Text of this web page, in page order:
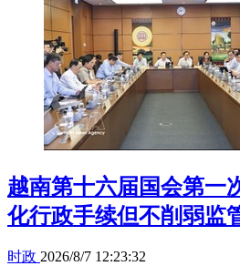
越南第十六届国会第一
化行政手续但不削弱监
时政 2026/8/7 12:23:32